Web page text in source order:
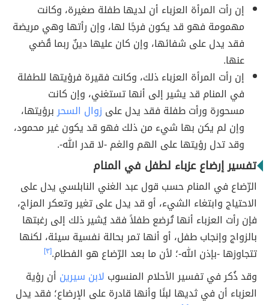
إن رأت المرأة العزباء أن لديها طفلة صغيرة، وكانت
مهمومة فهو قد يكون فرجًا لها، وإن رأتها وهي مريضة
فقد يدل على شفائها، وإن كان عليها دينٌ ربما قُضي
عنها.
إن رأت المرأة العزباء ذلك، وكانت فقيرة فرؤيتها للطفلة
في المنام قد يشير إلى أنها تستغني، وإن كانت
مسحورة ورأت طفلة فقد يدل على زوال السحربرؤيتها،
وإن لم يكن بها شيء من ذلك فهو قد يكون غير محمود،
وقد تدل رؤيتها على الهم والغم -لا قدر الله-.
تفسير إرضاع عزباء لطفل في المنام
الرّضاع في المنام حسب قول عبد الغني النابلسي يدل على
الاحتياج وابتغاء الشيء، أو قد يدل على تغير وتعكر المزاج،
فإن رأت العزباء أنها تُرضع طفلاً فقد يُشير ذلك إلى رغبتها
بالزواج وإنجاب طفل، أو أنها تمر بحالة نفسية سيئة، لكنها
تتجاوزها -بإذن الله-؛ لأن ما بعد الرّضاع هو الفطام.[٣]
وقد ذُكر في تفسير الأحلام المنسوب لابن سيرين أن رؤية
العزباء أن في ثديها لبنًا وأنها قادرة على الإرضاع؛ فقد يدل